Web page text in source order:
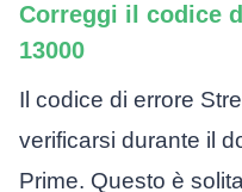
Correggi il codice
13000
Il codice di errore
verificarsi durante il
Prime. Questo è